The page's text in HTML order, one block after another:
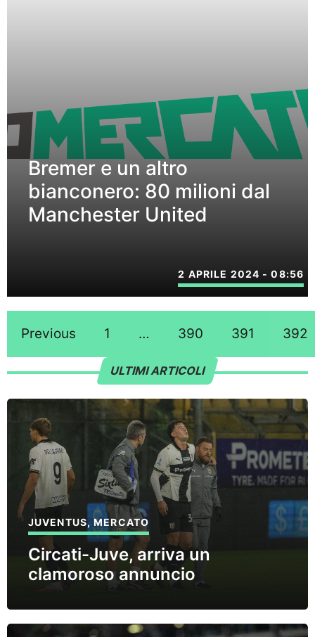
Bremer e un altro
bianconero: 80 milioni dal
Manchester United
2 APRILE 2024 - 08:56
Previous 1 … 390 391 392
ULTIMI ARTICOLI
JUVENTUS,MERCATO
Circati-Juve, arriva un
clamoroso annuncio